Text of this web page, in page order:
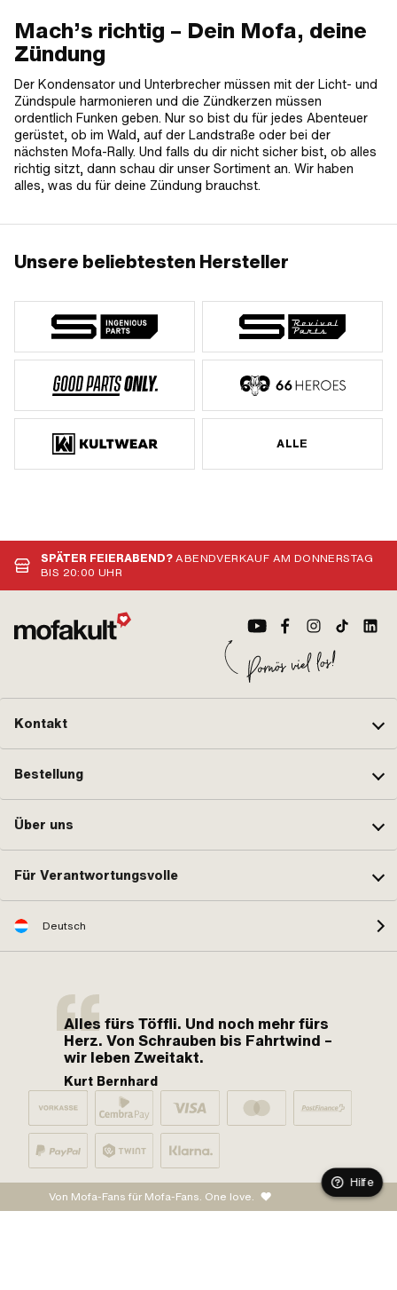
Mach’s richtig – Dein Mofa, deine
Zündung
Der Kondensator und Unterbrecher müssen mit der Licht- und
Zündspule harmonieren und die Zündkerzen müssen
ordentlich Funken geben. Nur so bist du für jedes Abenteuer
gerüstet, ob im Wald, auf der Landstraße oder bei der
nächsten Mofa-Rally. Und falls du dir nicht sicher bist, ob alles
richtig sitzt, dann schau dir unser Sortiment an. Wir haben
alles, was du für deine Zündung brauchst.
Unsere beliebtesten Hersteller
ALLE
SPÄTER FEIERABEND?ABENDVERKAUF AM DONNERSTAG
BIS 20:00 UHR
Kontakt
Bestellung
Über uns
Für Verantwortungsvolle
Deutsch
Alles fürs Töffli. Und noch mehr fürs
Herz. Von Schrauben bis Fahrtwind –
wir leben Zweitakt.
Kurt Bernhard
Von Mofa-Fans für Mofa-Fans. One love.
Hilfe